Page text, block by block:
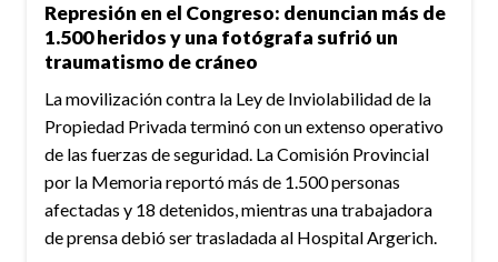
Represión en el Congreso: denuncian más de
1.500 heridos y una fotógrafa sufrió un
traumatismo de cráneo
La movilización contra la Ley de Inviolabilidad de la
Propiedad Privada terminó con un extenso operativo
de las fuerzas de seguridad. La Comisión Provincial
por la Memoria reportó más de 1.500 personas
afectadas y 18 detenidos, mientras una trabajadora
de prensa debió ser trasladada al Hospital Argerich.